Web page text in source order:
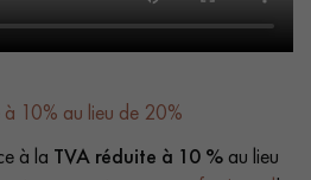
10% au lieu de 20%
à la TVA réduite à 10 % au lieu